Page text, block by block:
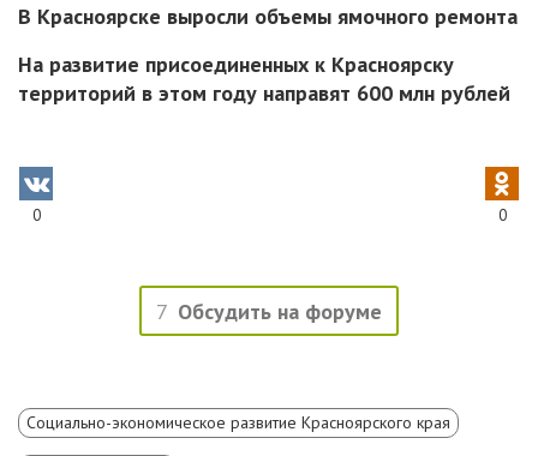
В Красноярске выросли объемы ямочного ремонта
На развитие присоединенных к Красноярску
территорий в этом году направят 600 млн рублей
0 0
7 Обсудить на форуме
Социально-экономическое развитие Красноярского края